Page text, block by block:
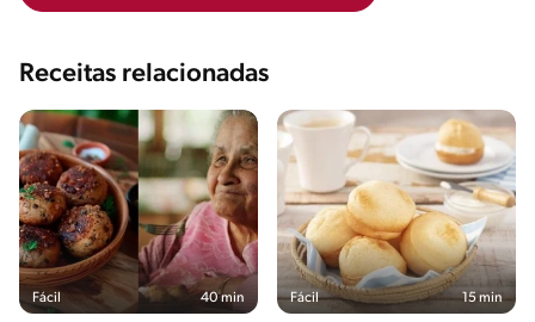
Receitas relacionadas
Fácil 40 min Fácil 15 min